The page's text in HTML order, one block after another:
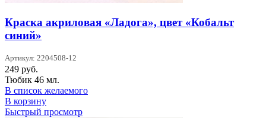
Краска акриловая «Ладога», цвет «Кобальт
синий»
Артикул: 2204508-12
249 руб.
Тюбик 46 мл.
В список желаемого
В корзину
Быстрый просмотр